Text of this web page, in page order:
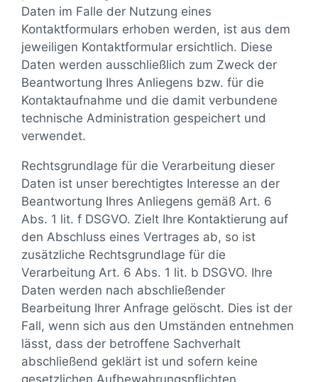
Daten im Falle der Nutzung eines
Kontaktformulars erhoben werden, ist aus dem
jeweiligen Kontaktformular ersichtlich. Diese
Daten werden ausschließlich zum Zweck der
Beantwortung Ihres Anliegens bzw. für die
Kontaktaufnahme und die damit verbundene
technische Administration gespeichert und
verwendet.
Rechtsgrundlage für die Verarbeitung dieser
Daten ist unser berechtigtes Interesse an der
Beantwortung Ihres Anliegens gemäß Art. 6
Abs. 1 lit. f DSGVO. Zielt Ihre Kontaktierung auf
den Abschluss eines Vertrages ab, so ist
zusätzliche Rechtsgrundlage für die
Verarbeitung Art. 6 Abs. 1 lit. b DSGVO. Ihre
Daten werden nach abschließender
Bearbeitung Ihrer Anfrage gelöscht. Dies ist der
Fall, wenn sich aus den Umständen entnehmen
lässt, dass der betroffene Sachverhalt
abschließend geklärt ist und sofern keine
gesetzlichen Aufbewahrungspflichten